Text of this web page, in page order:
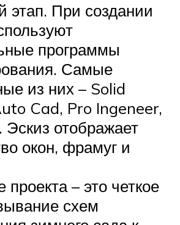
этап. При создании
программы
Самые
из них – Solid
Cad, Pro Ingeneer,
Эскиз отображает
окон, фрамуг и
проекта – это четкое
схем